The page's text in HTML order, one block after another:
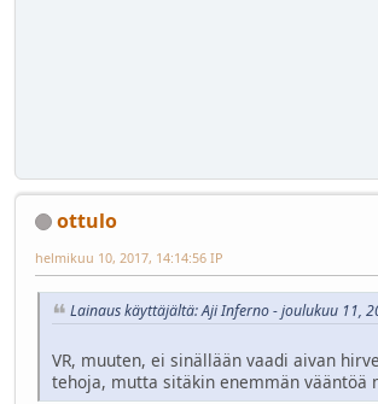
ottulo
helmikuu 10, 2017, 14:14:56 IP
Lainaus käyttäjältä: Aji Inferno - joulukuu 11,
VR, muuten, ei sinällään vaadi aivan
tehoja, mutta sitäkin enemmän vääntöä